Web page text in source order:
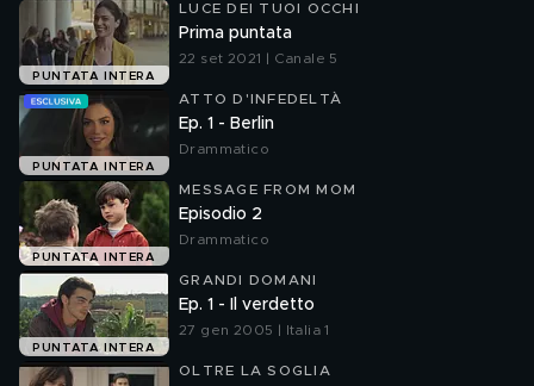
PUNTATA INTERA
LUCE DEI TUOI OCCHI
Prima puntata
22 set 2021 | Canale 5
PUNTATA INTERA
ATTO D'INFEDELTÀ
Ep. 1 - Berlin
Drammatico
PUNTATA INTERA
MESSAGE FROM MOM
Episodio 2
Drammatico
PUNTATA INTERA
GRANDI DOMANI
Ep. 1 - Il verdetto
27 gen 2005 | Italia 1
OLTRE LA SOGLIA